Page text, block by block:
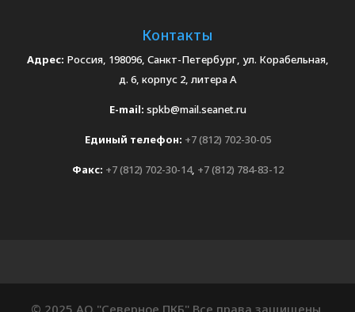
Контакты
Адрес: Россия, 198096, Санкт-Петербург, ул. Корабельная,
д. 6, корпус 2, литера А
E-mail: spkb@mail.seanet.ru
Единый телефон: +7 (812) 702-30-05
Факс: +7 (812) 702-30-14, +7 (812) 784-83-12
© 2025 АО "Северное ПКБ" Все права защищены.